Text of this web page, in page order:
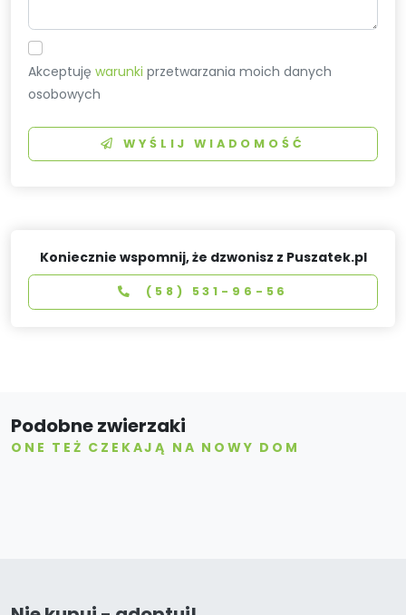
Akceptujęwarunki przetwarzania moich danych
osobowych
WYŚLIJ WIADOMOŚĆ
Koniecznie wspomnij, że dzwonisz z Puszatek.pl
(58) 531-96-56
Podobne zwierzaki
ONE TEŻ CZEKAJĄ NA NOWY DOM